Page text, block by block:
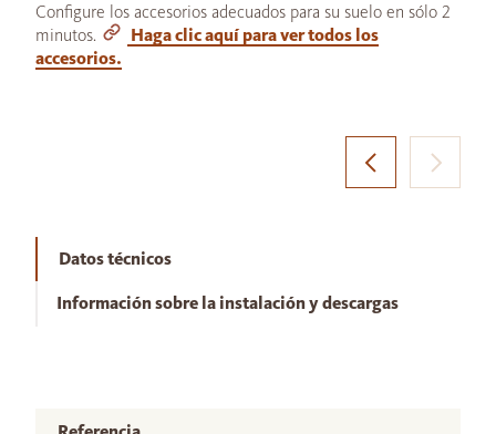
Configure los accesorios adecuados para su suelo en sólo 2
minutos.
Haga clic aquí para ver todos los
accesorios.
Datos técnicos
Información sobre la instalación y descargas